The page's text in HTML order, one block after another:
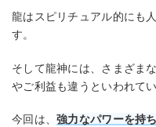
龍はスピリチュアル的にも
す。
そして龍神には、さまざま
やご利益も違うといわれてい
今回は、強力なパワーを持